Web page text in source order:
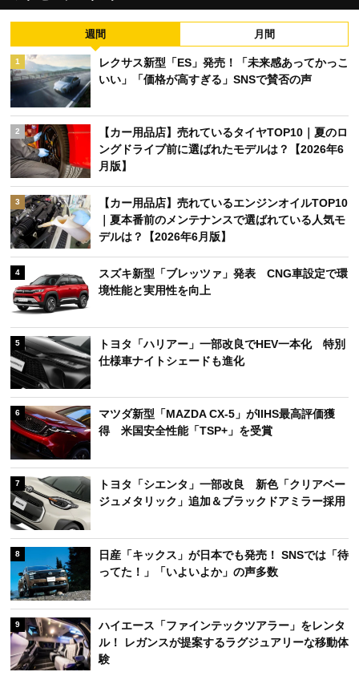
週間 月間
1
レクサス新型「ES」発売！「未来感あってかっこ
いい」「価格が高すぎる」SNSで賛否の声
2
【カー用品店】売れているタイヤTOP10｜夏のロ
ングドライブ前に選ばれたモデルは？【2026年6
月版】
3
【カー用品店】売れているエンジンオイルTOP10
｜夏本番前のメンテナンスで選ばれている人気モ
デルは？【2026年6月版】
4
スズキ新型「ブレッツァ」発表 CNG車設定で環
境性能と実用性を向上
5
トヨタ「ハリアー」一部改良でHEV一本化 特別
仕様車ナイトシェードも進化
6
マツダ新型「MAZDA CX-5」がIIHS最高評価獲
得 米国安全性能「TSP+」を受賞
7
トヨタ「シエンタ」一部改良 新色「クリアベー
ジュメタリック」追加＆ブラックドアミラー採用
8
日産「キックス」が日本でも発売！ SNSでは「待
ってた！」「いよいよか」の声多数
9
ハイエース「ファインテックツアラー」をレンタ
ル！ レガンスが提案するラグジュアリーな移動体
験